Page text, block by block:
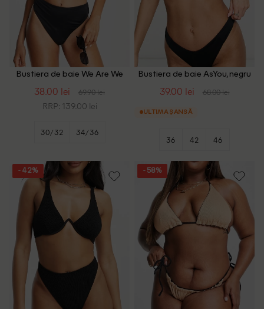
Bustiera de baie We Are We
38.00 lei 69.90 lei
RRP: 139.00 lei
30/32 34/36
Bustiera de baie AsYou, negru
39.00 lei 68.00 lei
ULTIMA ȘANSĂ
36 42 46
- 42% - 58%